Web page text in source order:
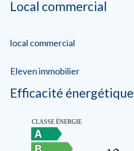
Local commercial
local commercial
Eleven immobilier
Efficacité énergétique